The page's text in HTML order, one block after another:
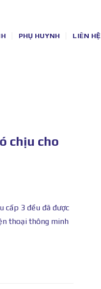
PHỤ HUYNH LIÊN HỆ
chịu cho
cấp 3 đều đã được
thoại thông minh